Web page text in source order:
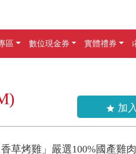
區 數位現金券 實體禮券 i
star 加
香草烤雞」嚴選100%國產雞